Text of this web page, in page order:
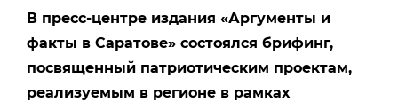
В пресс-центре издания «Аргументы и
факты в Саратове» состоялся брифинг,
посвященный патриотическим проектам,
реализуемым в регионе в рамках